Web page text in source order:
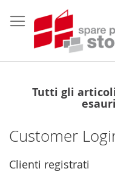
al
contenuto
Tutti gli
Customer
Clienti registrati